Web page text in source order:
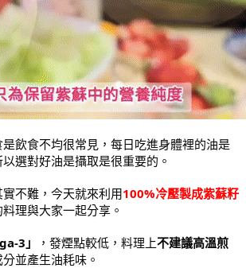
飲食不均很常見，每日吃進身體裡的油是
選對好油是攝取是很重要的。
不難，今天就來利用100%冷壓製成紫蘇籽
理與大家一起分享。
3」 ，發煙點較低，料理上不建議高溫煎
並產生油耗味。